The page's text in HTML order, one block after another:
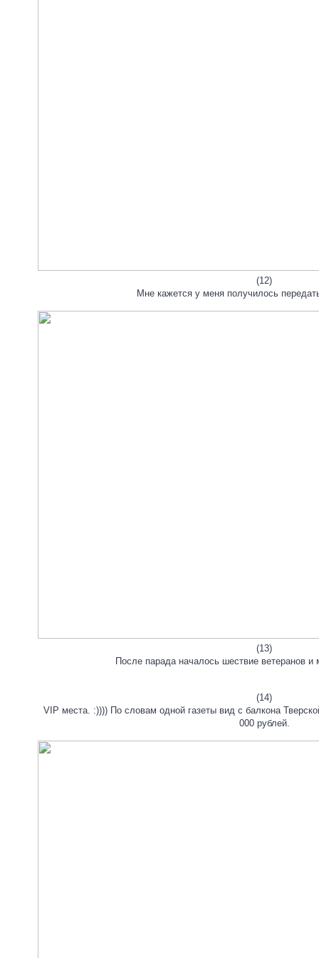
(12)
Мне кажется у меня получилось
(13)
После парада началось шествие ветеранов и
(14)
VIP места. :)))) По словам одной газеты вид с балкона
000 рублей.